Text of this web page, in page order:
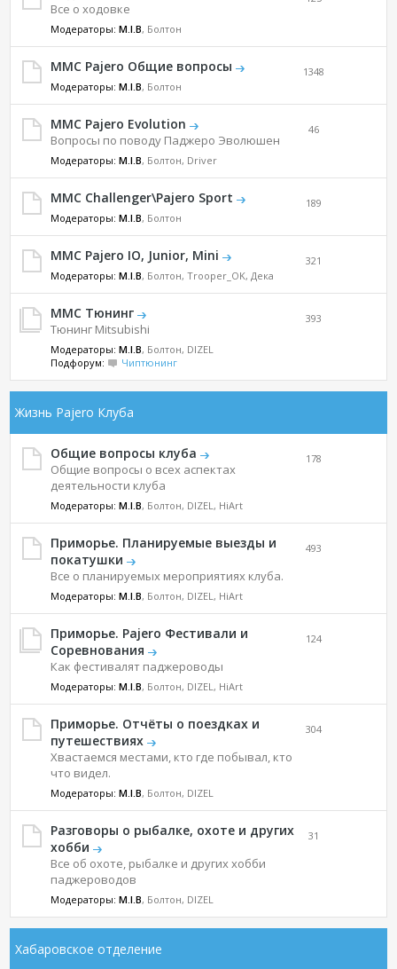
Все о ходовке
Модераторы: M.I.B, Болтон
MMC Pajero Общие вопросы
Модераторы: M.I.B, Болтон
1348
MMC Pajero Evolution
Вопросы по поводу Паджеро Эволюшен
Модераторы: M.I.B, Болтон, Driver
46
MMC Challenger\Pajero Sport
Модераторы: M.I.B, Болтон
189
MMC Pajero IO, Junior, Mini
Модераторы: M.I.B, Болтон, Trooper_OK, Дека
321
MMC Тюнинг
Тюнинг Mitsubishi
Модераторы: M.I.B, Болтон, DIZEL
Подфорум:
Чиптюнинг
393
Жизнь Pajero Клуба
Общие вопросы клуба
Общие вопросы о всех аспектах
деятельности клуба
Модераторы: M.I.B, Болтон, DIZEL, HiArt
178
Приморье. Планируемые выезды и
покатушки
Все о планируемых мероприятиях клуба.
Модераторы: M.I.B, Болтон, DIZEL, HiArt
493
Приморье. Pajero Фестивали и
Соревнования
Как фестивалят паджероводы
Модераторы: M.I.B, Болтон, DIZEL, HiArt
124
Приморье. Отчёты о поездках и
путешествиях
Хвастаемся местами, кто где побывал, кто
что видел.
Модераторы: M.I.B, Болтон, DIZEL
304
Разговоры о рыбалке, охоте и других
хобби
Все об охоте, рыбалке и других хобби
паджероводов
Модераторы: M.I.B, Болтон, DIZEL
31
Хабаровское отделение